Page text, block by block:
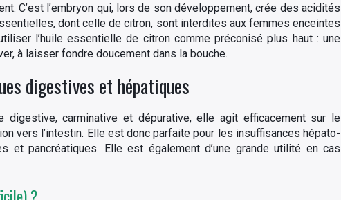
C’est l’embryon qui, lors de son développement, crée des acidités
dont celle de citron, sont interdites aux femmes enceintes
l’huile essentielle de citron comme préconisé plus haut : une
à laisser fondre doucement dans la bouche.
digestives et hépatiques
carminative et dépurative, elle agit efficacement sur le
vers l’intestin. Elle est donc parfaite pour les insuffisances hépato-
pancréatiques. Elle est également d’une grande utilité en cas